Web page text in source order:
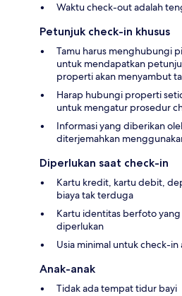
Waktu check-out adalah
Petunjuk check-in khusus
Tamu harus menghubungi
untuk mendapatkan
properti akan menyambut
Harap hubungi properti
untuk mengatur prosedur
Informasi yang diberikan
diterjemahkan
Diperlukan saat check-in
Kartu kredit, kartu debit,
biaya tak terduga
Kartu identitas berfoto
diperlukan
Usia minimal untuk check-in
Anak-anak
Tidak ada tempat tidur bayi